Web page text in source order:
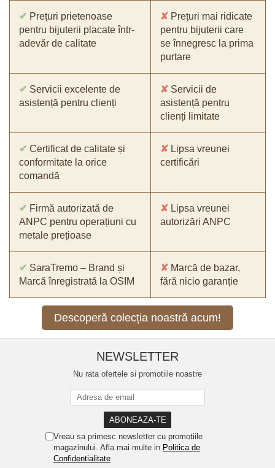
✔ Prețuri prietenoase
pentru bijuterii placate într-
adevăr de calitate
✘ Prețuri mai ridicate
pentru bijuterii care
se înnegresc la prima
purtare
✔ Servicii excelente de
asistență pentru clienți
✘ Servicii de
asistență pentru
clienți limitate
✔ Certificat de calitate și
conformitate la orice
comandă
✘ Lipsa vreunei
certificări
✔ Firmă autorizată de
ANPC pentru operațiuni cu
metale prețioase
✘ Lipsa vreunei
autorizări ANPC
✔ SaraTremo – Brand și
Marcă înregistrată la OSIM
✘ Marcă de bazar,
fără nicio garanție
Descoperă colecția noastră acum!
NEWSLETTER
Nu rata ofertele si promotiile noastre
Vreau sa primesc newsletter cu promotiile
magazinului. Afla mai multe in Politica de
Confidentialitate